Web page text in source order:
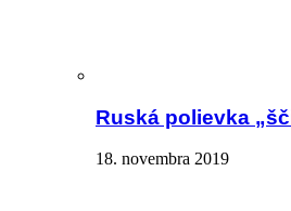
Ruská polievka
18. novembra 2019